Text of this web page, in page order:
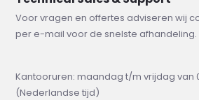
Voor vragen en offertes adviseren wij
per e-mail voor de snelste afhandeling.
Kantooruren: maandag t/m vrijdag van
(Nederlandse tijd)